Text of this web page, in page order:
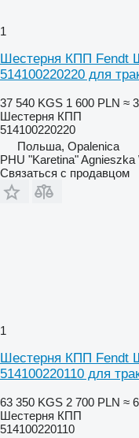
1
Шестерня КПП Fendt
514100220220 для
37 540 KGS 1 600 PLN ≈
Шестерня КПП
514100220220
Польша, Opalenica
PHU "Karetina"
Связаться с продавцом
1
Шестерня КПП Fendt
514100220110 для
63 350 KGS 2 700 PLN ≈
Шестерня КПП
514100220110